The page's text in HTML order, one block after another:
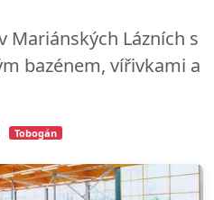
Mariánských Lázních s
bazénem, vířivkami a
Tobogán